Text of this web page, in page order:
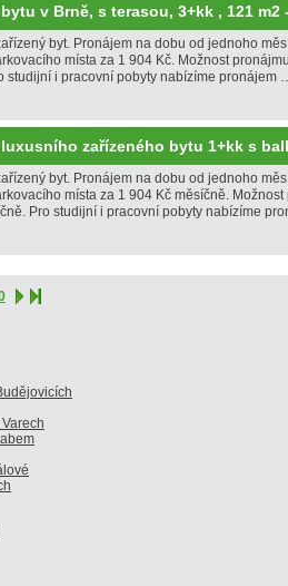
v Brně, s terasou, 3+kk , 121 m2
byt. Pronájem na dobu od jednoho
místa za 1 904 Kč. Možnost
studijní i pracovní pobyty nabízíme pronájem
luxusního zařízeného bytu 1+kk s
byt. Pronájem na dobu od jednoho
místa za 1 904 Kč měsíčně.
Pro studijní i pracovní pobyty nabízíme